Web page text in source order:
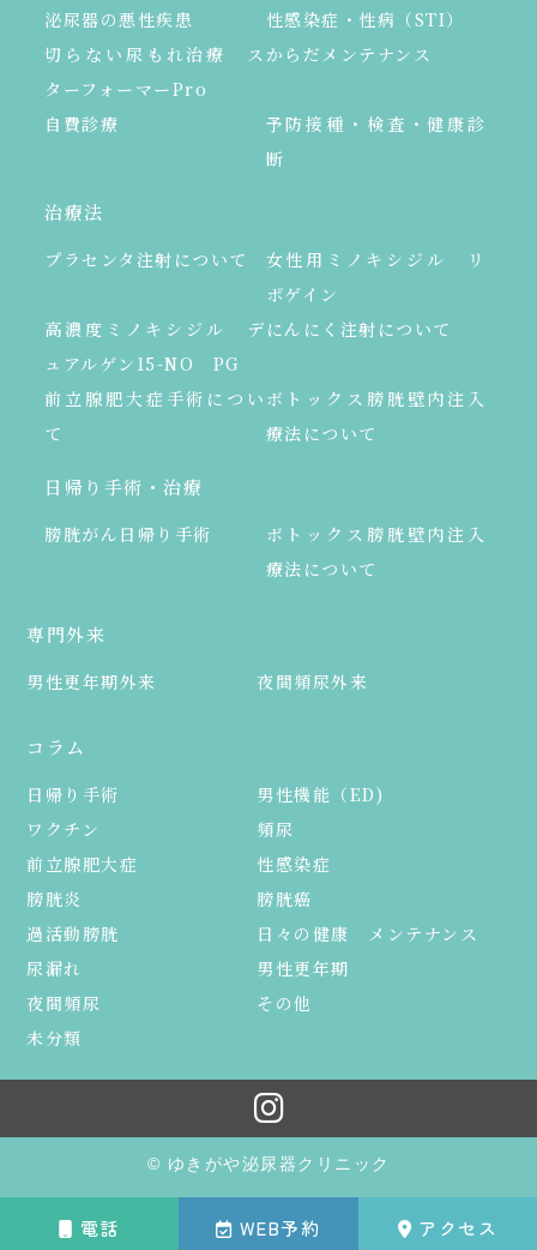
電話 WEB予約 アクセス
泌尿器の悪性疾患
性感染症・性病（STI）
切らない尿もれ治療 ス
ターフォーマーPro
からだメンテナンス
自費診療
予防接種・検査・健康診
断
治療法
プラセンタ注射について
女性用ミノキシジル リ
ポゲイン
高濃度ミノキシジル デ
ュアルゲン15-NO PG
にんにく注射について
前立腺肥大症手術につい
て
ボトックス膀胱壁内注入
療法について
日帰り手術・治療
膀胱がん日帰り手術
ボトックス膀胱壁内注入
療法について
専門外来
男性更年期外来 夜間頻尿外来
コラム
日帰り手術
男性機能（ED)
ワクチン
頻尿
前立腺肥大症
性感染症
膀胱炎
膀胱癌
過活動膀胱
日々の健康 メンテナンス
尿漏れ
男性更年期
夜間頻尿
その他
未分類
© ゆきがや泌尿器クリニック